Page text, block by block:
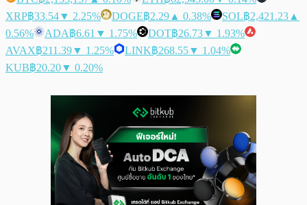
XRP฿33.54▼ 2.25% DOGE฿2.29 ▲ 0.38% SOL฿2,421.23 ▲
0.56%
ADA฿6.61 ▼ 1.75% DOT฿26.73▼ 1.93%
AVAX฿211.39▼ 1.25% LINK฿268.55▼ 1.04%
KUB฿20.20▼ 0.20%